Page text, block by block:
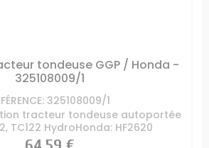
tondeuse GGP / Honda -
325108009/1
325108009/1
tracteur tondeuse autoportée
TC122 HydroHonda: HF2620
Prix